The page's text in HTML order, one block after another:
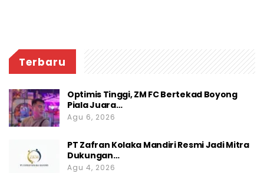
Terbaru
Optimis Tinggi, ZM FC Bertekad Boyong
Piala Juara…
Agu 6, 2026
PT Zafran Kolaka Mandiri Resmi Jadi Mitra
Dukungan…
Agu 4, 2026